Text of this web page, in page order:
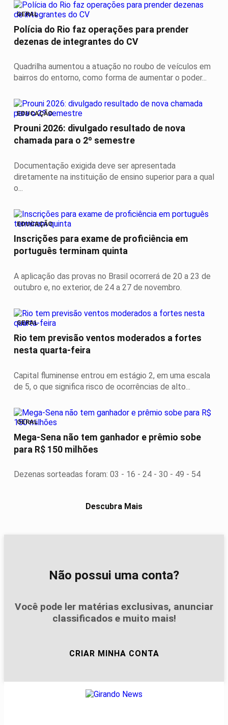
GERAL
Polícia do Rio faz operações para prender
dezenas de integrantes do CV
Quadrilha aumentou a atuação no roubo de veículos em
bairros do entorno, como forma de aumentar o poder...
EDUCAÇÃO
Prouni 2026: divulgado resultado de nova
chamada para o 2º semestre
Documentação exigida deve ser apresentada
diretamente na instituição de ensino superior para a qual
o...
EDUCAÇÃO
Inscrições para exame de proficiência em
português terminam quinta
A aplicação das provas no Brasil ocorrerá de 20 a 23 de
outubro e, no exterior, de 24 a 27 de novembro.
GERAL
Rio tem previsão ventos moderados a fortes
nesta quarta-feira
Capital fluminense entrou em estágio 2, em uma escala
de 5, o que significa risco de ocorrências de alto...
GERAL
Mega-Sena não tem ganhador e prêmio sobe
para R$ 150 milhões
Dezenas sorteadas foram: 03 - 16 - 24 - 30 - 49 - 54
Descubra Mais
Não possui uma conta?
Você pode ler matérias exclusivas, anunciar
classificados e muito mais!
CRIAR MINHA CONTA